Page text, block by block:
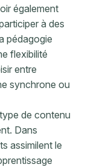
également
à des
pédagogie
flexibilité
entre
synchrone ou
de contenu
Dans
assimilent le